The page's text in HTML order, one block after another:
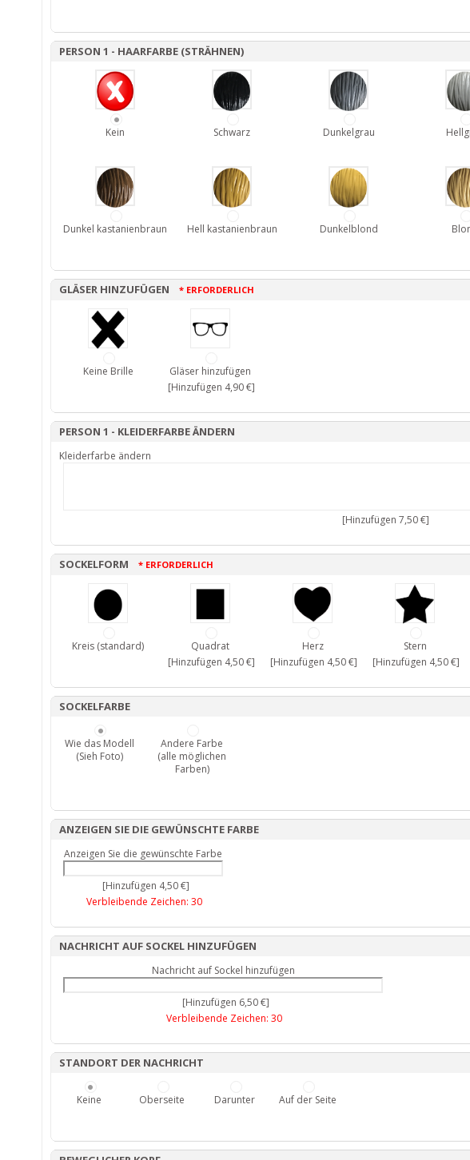
PERSON 1 - HAARFARBE (STRÄHNEN)
Kein Schwarz Dunkelgrau
Dunkel kastanienbraun Hell kastanienbraun Dunkelblond
GLÄSER HINZUFÜGEN * ERFORDERLICH
Keine Brille
Gläser hinzufügen
[Hinzufügen 4,90 €]
PERSON 1 - KLEIDERFARBE ÄNDERN
Kleiderfarbe ändern
[Hinzufügen 7,50 €]
SOCKELFORM * ERFORDERLICH
Kreis (standard)
Quadrat
[Hinzufügen 4,50 €]
Herz
[Hinzufügen 4,50 €]
Stern
[Hinzufügen 4,50 €]
SOCKELFARBE
Wie das Modell
(Sieh Foto)
Andere Farbe
(alle möglichen
Farben)
ANZEIGEN SIE DIE GEWÜNSCHTE FARBE
Anzeigen Sie die gewünschte Farbe
[Hinzufügen 4,50 €]
Verbleibende Zeichen: 30
NACHRICHT AUF SOCKEL HINZUFÜGEN
Nachricht auf Sockel hinzufügen
[Hinzufügen 6,50 €]
Verbleibende Zeichen: 30
STANDORT DER NACHRICHT
Keine Oberseite Darunter Auf der Seite